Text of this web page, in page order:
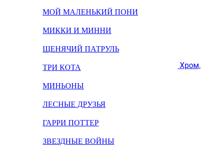
МОЙ МАЛЕНЬКИЙ ПОНИ
МИККИ И МИННИ
ЩЕНЯЧИЙ ПАТРУЛЬ
ТРИ КОТА
МИНЬОНЫ
ЛЕСНЫЕ ДРУЗЬЯ
ГАРРИ ПОТТЕР
ЗВЕЗДНЫЕ ВОЙНЫ
Хром,